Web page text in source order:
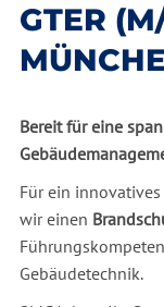
GTER
Bereit für eine
Für ein
wir einen
Gebäudetechnik.